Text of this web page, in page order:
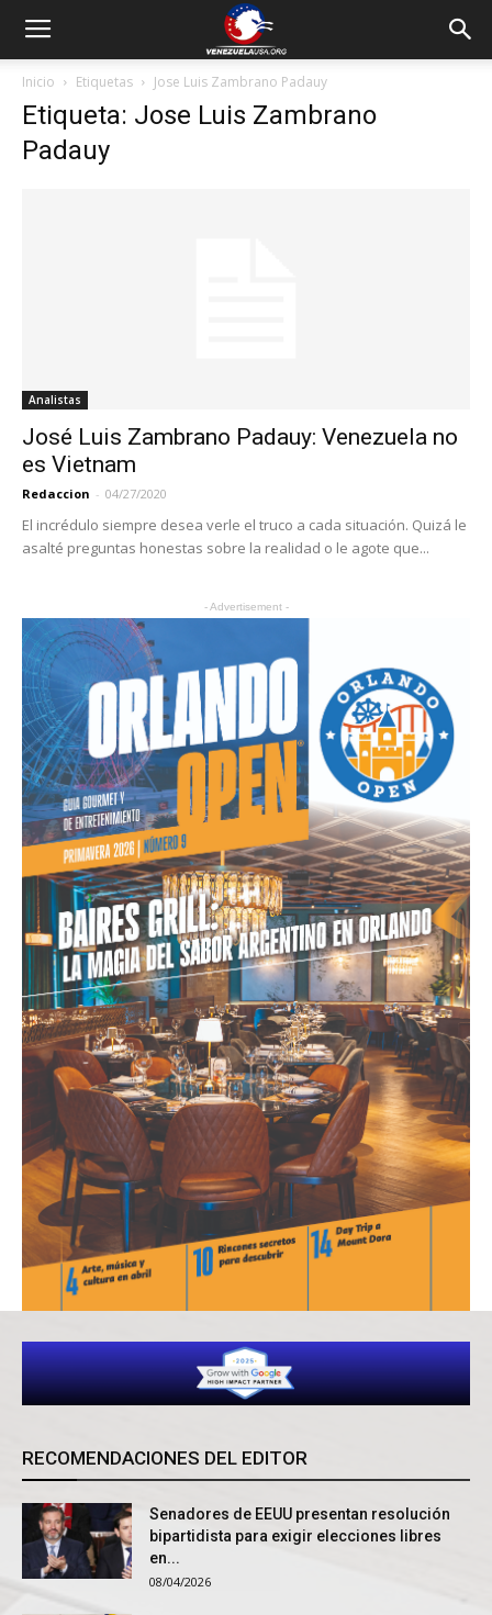
Inicio Etiquetas Jose Luis Zambrano Padauy
Etiqueta: Jose Luis Zambrano
Padauy
Analistas
José Luis Zambrano Padauy: Venezuela no
es Vietnam
Redaccion - 04/27/2020
El incrédulo siempre desea verle el truco a cada situación. Quizá le
asalté preguntas honestas sobre la realidad o le agote que...
- Advertisement -
RECOMENDACIONES DEL EDITOR
Senadores de EEUU presentan resolución
bipartidista para exigir elecciones libres
en...
08/04/2026